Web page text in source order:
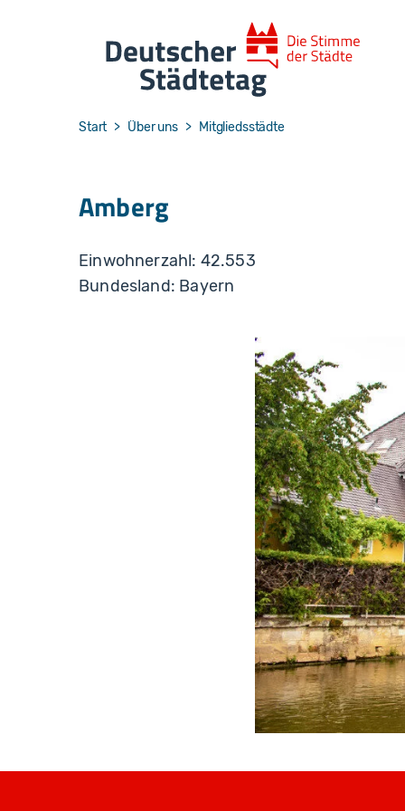
You are here:
Start Über uns Mitgliedsstädte
Amberg
Einwohnerzahl: 42.553
Bundesland: Bayern